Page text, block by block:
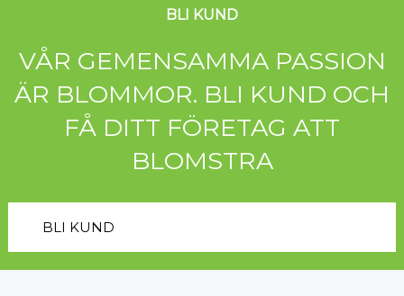
BLI KUND
VÅR GEMENSAMMA PASSION
ÄR BLOMMOR. BLI KUND OCH
FÅ DITT FÖRETAG ATT
BLOMSTRA
BLI KUND